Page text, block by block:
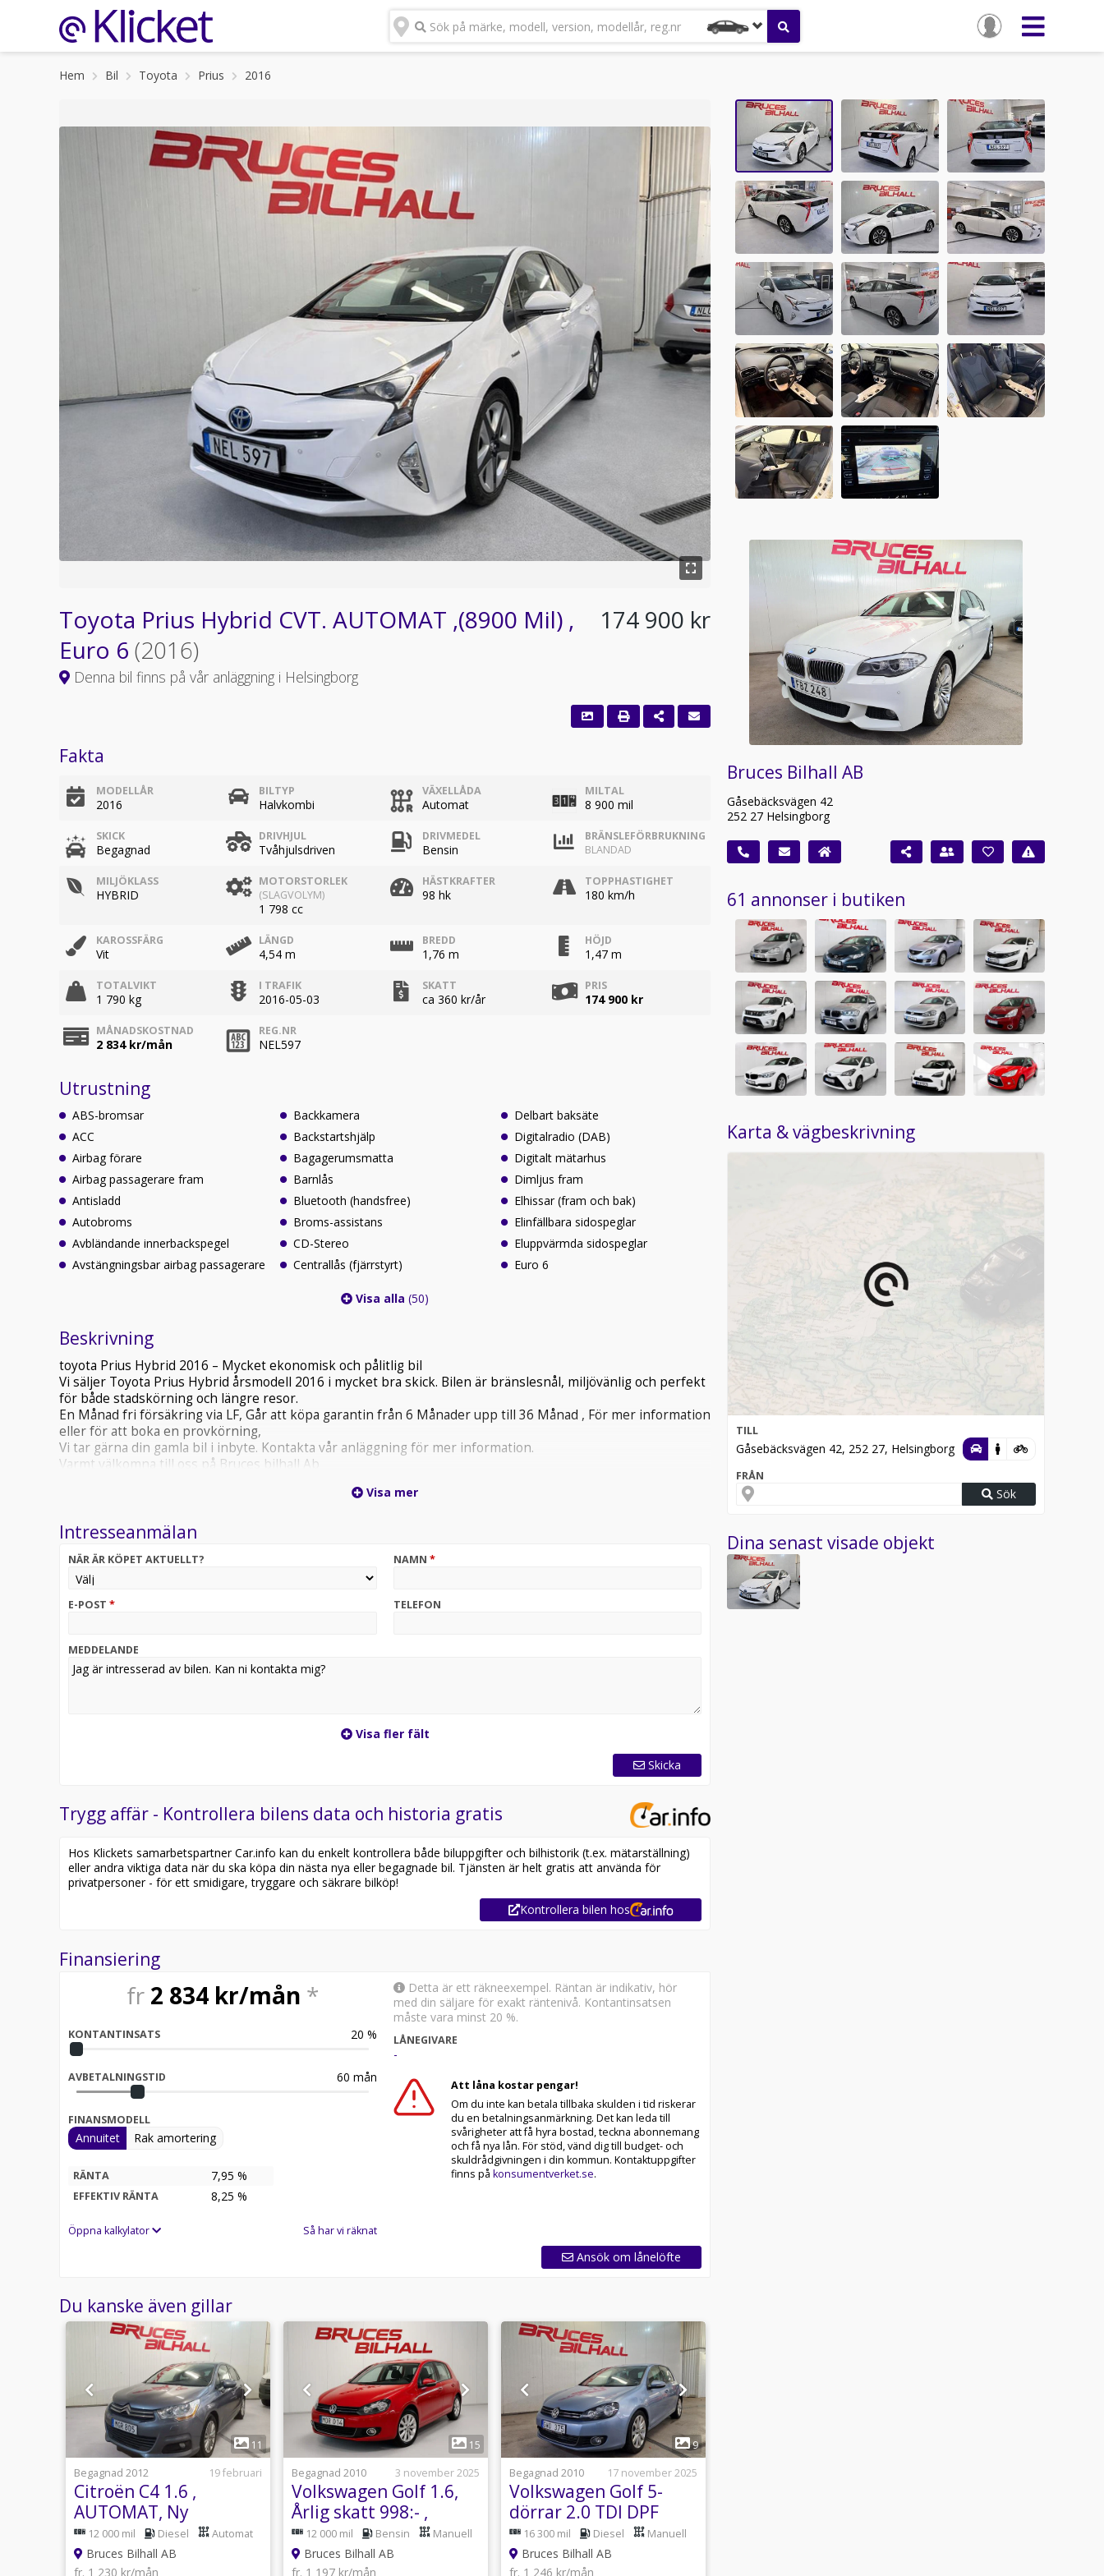
Sök på märke, modell, version, modellår, reg.nr
Hem Bil Toyota Prius 2016
Toyota Prius Hybrid CVT. AUTOMAT ,(8900 Mil) ,
Euro 6 (2016)
Denna bil finns på vår anläggning i Helsingborg
174 900 kr
Fakta
MODELLÅR
2016
BILTYP
Halvkombi
VÄXELLÅDA
Automat
MILTAL
8 900 mil
SKICK
Begagnad
DRIVHJUL
Tvåhjulsdriven
DRIVMEDEL
Bensin
BRÄNSLEFÖRBRUKNING
BLANDAD
MILJÖKLASS
HYBRID
MOTORSTORLEK
(SLAGVOLYM)
1 798 cc
HÄSTKRAFTER
98 hk
TOPPHASTIGHET
180 km/h
KAROSSFÄRG
Vit
LÄNGD
4,54 m
BREDD
1,76 m
HÖJD
1,47 m
TOTALVIKT
1 790 kg
I TRAFIK
2016-05-03
SKATT
ca 360 kr/år
PRIS
174 900 kr
MÅNADSKOSTNAD
2 834kr/mån
REG.NR
NEL597
Utrustning
ABS-bromsar
ACC
Airbag förare
Airbag passagerare fram
Antisladd
Autobroms
Avbländande innerbackspegel
Avstängningsbar airbag passagerare
Backkamera
Backstartshjälp
Bagagerumsmatta
Barnlås
Bluetooth (handsfree)
Broms-assistans
CD-Stereo
Centrallås (fjärrstyrt)
Delbart baksäte
Digitalradio (DAB)
Digitalt mätarhus
Dimljus fram
Elhissar (fram och bak)
Elinfällbara sidospeglar
Eluppvärmda sidospeglar
Euro 6
Visa alla(50)
Beskrivning
toyota Prius Hybrid 2016 – Mycket ekonomisk och pålitlig bil
Vi säljer Toyota Prius Hybrid årsmodell 2016 i mycket bra skick. Bilen är bränslesnål, miljövänlig och perfekt
för både stadskörning och längre resor.
En Månad fri försäkring via LF, Går att köpa garantin från 6 Månader upp till 36 Månad , För mer information
eller för att boka en provkörning,
Vi tar gärna din gamla bil i inbyte. Kontakta vår anläggning för mer information.
Varmt välkomna till oss på Bruces bilhall Ab
Visa mer
Intresseanmälan
NÄR ÄR KÖPET AKTUELLT? NAMN *
E-POST * TELEFON
MEDDELANDE
Visa fler fält
Skicka
Trygg affär - Kontrollera bilens data och historia gratis
Hos Klickets samarbetspartner Car.info kan du enkelt kontrollera både biluppgifter och bilhistorik (t.ex. mätarställning)
eller andra viktiga data när du ska köpa din nästa nya eller begagnade bil. Tjänsten är helt gratis att använda för
privatpersoner - för ett smidigare, tryggare och säkrare bilköp!
Kontrollera bilen hos
Finansiering
fr 2 834kr/mån *
KONTANTINSATS 20 %
AVBETALNINGSTID 60 mån
FINANSMODELL
Annuitet Rak amortering
RÄNTA 7,95 %
EFFEKTIV RÄNTA 8,25 %
Öppna kalkylator Så har vi räknat
Detta är ett räkneexempel. Räntan är indikativ, hör
med din säljare för exakt räntenivå. Kontantinsatsen
måste vara minst 20 %.
LÅNEGIVARE
-
Att låna kostar pengar!
Om du inte kan betala tillbaka skulden i tid riskerar
du en betalningsanmärkning. Det kan leda till
svårigheter att få hyra bostad, teckna abonnemang
och få nya lån. För stöd, vänd dig till budget- och
skuldrådgivningen i din kommun. Kontaktuppgifter
finns på konsumentverket.se.
Ansök om lånelöfte
Du kanske även gillar
1
11
Begagnad 2012
19 februari
Citroën C4 1.6 ,
AUTOMAT, Ny
kamremsats o vatten
pump
12 000 mil Diesel Automat
Bruces Bilhall AB
fr. 1 230 kr/mån
1
15
Begagnad 2010
3 november 2025
Volkswagen Golf 1.6,
Årlig skatt 998:- ,
(12000 mil),
12 000 mil Bensin Manuell
Bruces Bilhall AB
fr. 1 197 kr/mån
1
9
Begagnad 2010
17 november 2025
Volkswagen Golf 5-
dörrar 2.0 TDI DPF
4Motion GT ,......
16 300 mil Diesel Manuell
Bruces Bilhall AB
fr. 1 246 kr/mån
Bruces Bilhall AB
Gåsebäcksvägen 42
252 27 Helsingborg
61 annonser i butiken
Karta & vägbeskrivning
TILL
Gåsebäcksvägen 42, 252 27, Helsingborg
FRÅN
Sök
Dina senast visade objekt